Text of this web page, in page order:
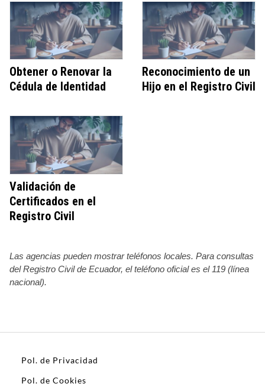
Obtener o Renovar la
Cédula de Identidad
Reconocimiento de un
Hijo en el Registro Civil
Validación de
Certificados en el
Registro Civil
Las agencias pueden mostrar teléfonos locales. Para consultas
del Registro Civil de Ecuador, el teléfono oficial es el 119 (línea
nacional).
Pol. de Privacidad
Pol. de Cookies